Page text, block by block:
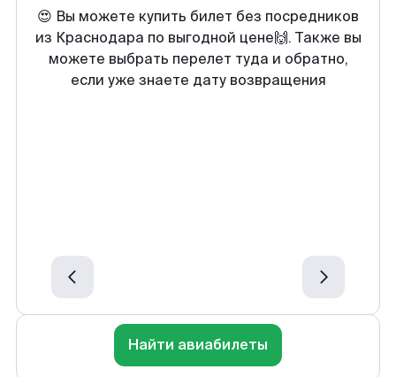
😍 Вы можете купить билет без посредников
из Краснодара по выгодной цене🙌. Также вы
можете выбрать перелет туда и обратно,
если уже знаете дату возвращения
Найти авиабилеты